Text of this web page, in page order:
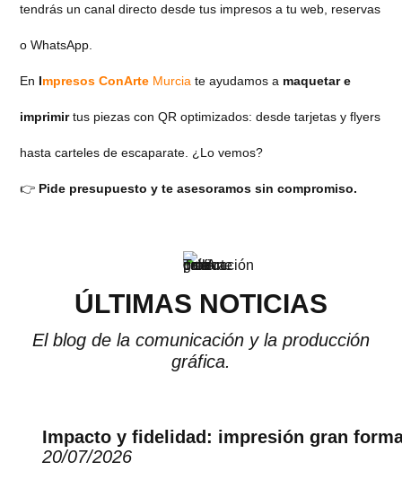
tendrás un canal directo desde tus impresos a tu web, reservas
o WhatsApp.
En Impresos ConArte Murcia te ayudamos a maquetar e
imprimirtus piezas con QR optimizados: desde tarjetas y flyers
hasta carteles de escaparate. ¿Lo vemos?
👉 Pide presupuesto y te asesoramos sin compromiso.
ÚLTIMAS NOTICIAS
El blog de la comunicación y la producción
gráfica.
Impacto y fidelidad: impresión gran
20/07/2026